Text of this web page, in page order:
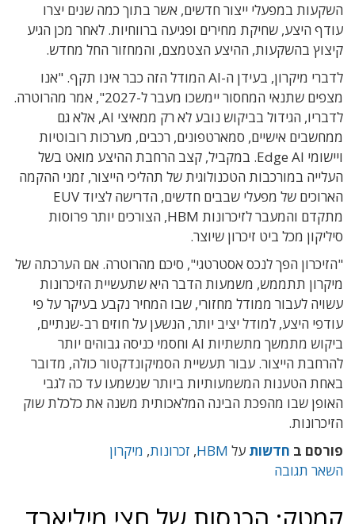
השקעות במפעלי ייצור חדשים, אשר בתוך כמה שנים יצרו
עודף היצע, שחיקת מחירים ופגיעה ברווחיות. לאחר מכן הגיע
קיצוץ בהשקעות, ההיצע הצטמצם, והמחזור החל מחדש.
לדברי מיקרון, בעידן ה-AI המודל הזה כבר אינו תקף. "אנו
מצפים שתנאי המחסור יימשכו מעבר ל-2027", אמר מהרוטרה.
לדבריו, הגידול בביקוש נובע לא רק ממאיצי AI, אלא גם
ממחשבים אישיים, סמארטפונים, רכבים, מערכות רובוטיות
ויישומי Edge AI. במקביל, קצב הרחבת ההיצע מואט בשל
העלייה במורכבות הטכנולוגית של תהליכי הייצור, זמני ההקמה
הארוכים של מפעלי שבבים חדשים, הדרישה לציוד EUV
מתקדם והמעבר לזיכרונות HBM, הצורכים יותר פרוסות
סיליקון מכל ביט זיכרון שיוצר.
"הזיכרון הפך לנכס אסטרטגי", סיכם מהרוטרה. אם הערכתה של
מיקרון תתממש, משמעות הדבר היא שתעשיית הזיכרונות
עשויה לעבור ממודל מחזורי, שבו המחיר נקבע בעיקר על פי
עודפי היצע, למודל יציב יותר, הנשען על חוזים רב-שנתיים,
ביקוש מתמשך מתשתיות AI וחסמי כניסה גבוהים יותר
להרחבת הייצור. עבור תעשיית הסמיקונדקטור כולה, מדובר
באחת הטענות המשמעותיות ביותר שנשמעו עד כה לגבי
האופן שבו מהפכת הבינה המלאכותית משנה את כלכלת שוק
הזיכרונות.
פורסם ב חדשות על HBM
, זכרונות, מיקרון
השאר תגובה